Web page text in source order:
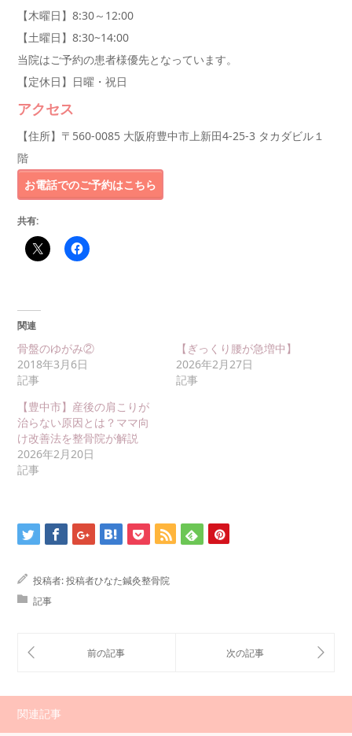
【木曜日】8:30～12:00
【土曜日】8:30~14:00
当院はご予約の患者様優先となっています。
【定休日】日曜・祝日
アクセス
【住所】〒560-0085 大阪府豊中市上新田4-25-3 タカダビル１
階
お電話でのご予約はこちら
共有:
関連
骨盤のゆがみ②
2018年3月6日
記事
【ぎっくり腰が急増中】
2026年2月27日
記事
【豊中市】産後の肩こりが
治らない原因とは？ママ向
け改善法を整骨院が解説
2026年2月20日
記事
投稿者:投稿者ひなた鍼灸整骨院
記事
関連記事